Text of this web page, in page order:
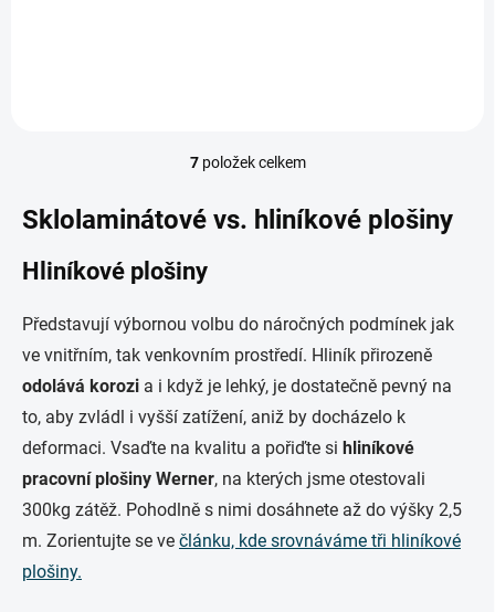
O
á
í
r
v
y
v
ý
p
i
s
u
7položek celkem
Sklolaminátové vs. hliníkové plošiny
Hliníkové plošiny
Představují výbornou volbu do náročných podmínek jak
ve vnitřním, tak venkovním prostředí. Hliník přirozeně
odolává korozi a i když je lehký, je dostatečně pevný na
to, aby zvládl i vyšší zatížení, aniž by docházelo k
deformaci. Vsaďte na kvalitu a pořiďte si hliníkové
pracovní plošiny Werner, na kterých jsme otestovali
300kg zátěž. Pohodlně s nimi dosáhnete až do výšky 2,5
m. Zorientujte se ve článku, kde srovnáváme tři hliníkové
plošiny.